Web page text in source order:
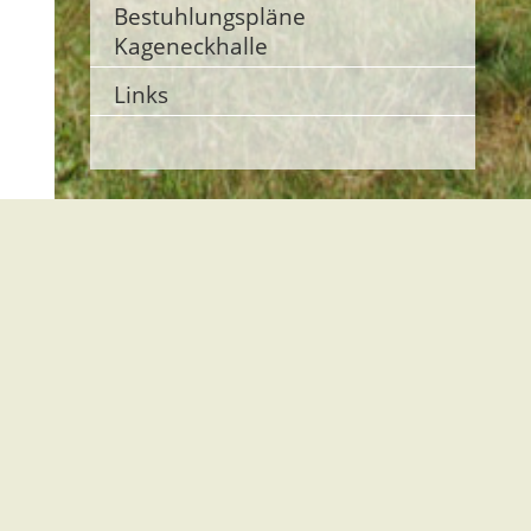
Bestuhlungspläne
Kageneckhalle
Links